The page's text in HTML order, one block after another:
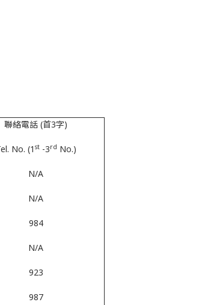
聯絡電話 (首3字)
No. (1 st-3rd No.)
N/A
N/A
984
N/A
923
987